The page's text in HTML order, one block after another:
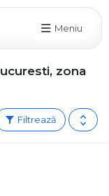
Meniu
zona
Filtrează